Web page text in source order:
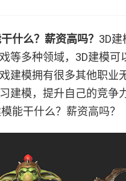
什么？薪资高吗？ 3D建
等多种领域，3D建模
建模拥有很多其他职业
建模，提升自己的竞争
能干什么？薪资高吗？